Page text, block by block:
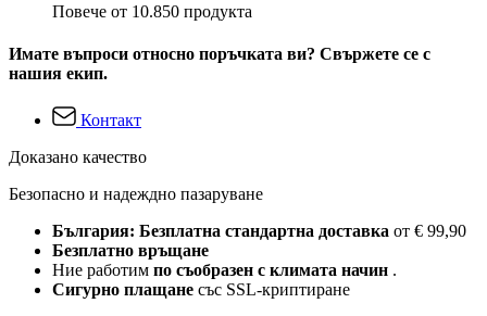
Повече от 10.850 продукта
Имате въпроси относно поръчката ви? Свържете се с
нашия екип.
Контакт
Доказано качество
Безопасно и надеждно пазаруване
България: Безплатна стандартна доставка от € 99,90
Безплатно връщане
Ние работим по съобразен с климата начин .
Сигурно плащане със SSL-криптиране